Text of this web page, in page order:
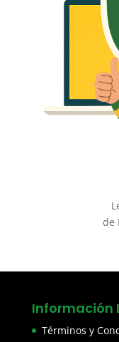
de
Información
Términos y